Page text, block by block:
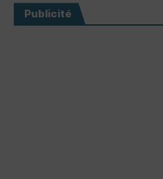
Publicité